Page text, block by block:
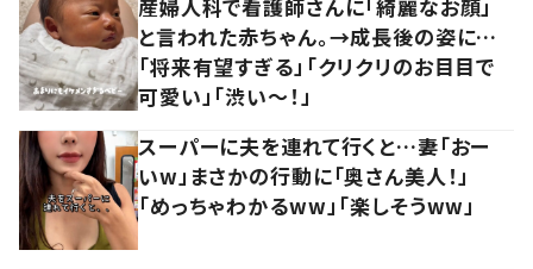
産婦人科で看護師さんに「綺麗なお顔」
と言われた赤ちゃん。→成長後の姿に…
「将来有望すぎる」「クリクリのお目目で
可愛い」「渋い～！」
スーパーに夫を連れて行くと…妻「おー
いw」まさかの行動に「奥さん美人！」
「めっちゃわかるww」「楽しそうww」